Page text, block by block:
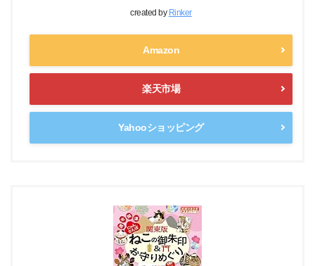
created by Rinker
Amazon
楽天市場
Yahooショッピング